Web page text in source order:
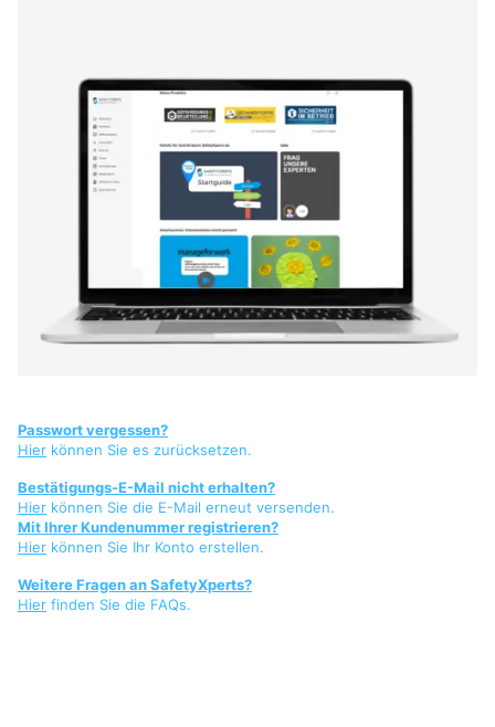
Passwort vergessen?
Hier können Sie es zurücksetzen.
Bestätigungs-E-Mail nicht erhalten?
Hier können Sie die E-Mail erneut versenden.
Mit Ihrer Kundenummer registrieren?
Hier können Sie Ihr Konto erstellen.
Weitere Fragen an SafetyXperts?
Hier finden Sie die FAQs.